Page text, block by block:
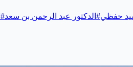
سيد حفظي# الدكتور عبد الرحمن بن سعد#